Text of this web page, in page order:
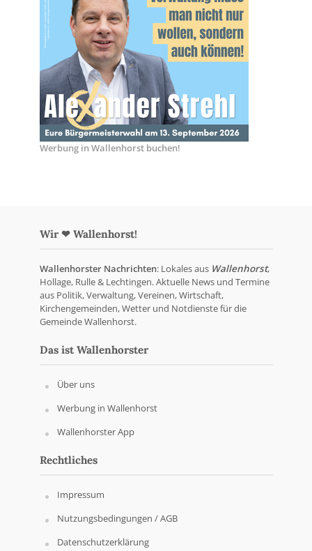
Werbung in Wallenhorst buchen!
Wir ❤ Wallenhorst!
Wallenhorster Nachrichten: Lokales aus Wallenhorst,
Hollage, Rulle & Lechtingen. Aktuelle News und Termine
aus Politik, Verwaltung, Vereinen, Wirtschaft,
Kirchengemeinden, Wetter und Notdienste für die
Gemeinde Wallenhorst.
Das ist Wallenhorster
Über uns
Werbung in Wallenhorst
Wallenhorster App
Rechtliches
Impressum
Nutzungsbedingungen / AGB
Datenschutzerklärung